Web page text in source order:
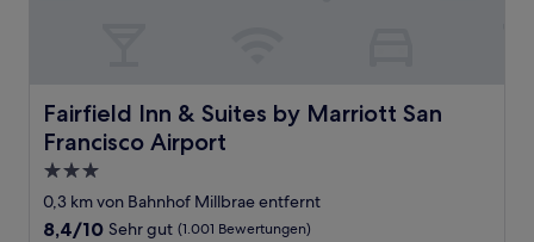
Fairfield Inn & Suites by Marriott San
Francisco Airport
Fairfield Inn & Suites by Marriott San Francisco Airport
3.0-
Sterne-
Unterkunft
0,3 km von Bahnhof Millbrae entfernt
8.4
8,4/10 Sehr gut (1.001 Bewertungen)